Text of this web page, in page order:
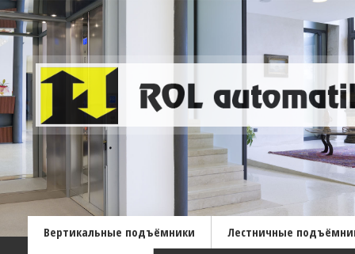
Вертикальные подъёмники Лестничные